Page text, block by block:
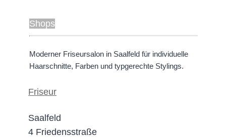
Shops
Moderner Friseursalon in Saalfeld für individuelle
Haarschnitte, Farben und typgerechte Stylings.
Friseur
Saalfeld
4 Friedensstraße